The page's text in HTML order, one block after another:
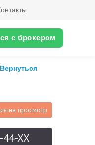
с брокером
Вернуться
на просмотр
XX